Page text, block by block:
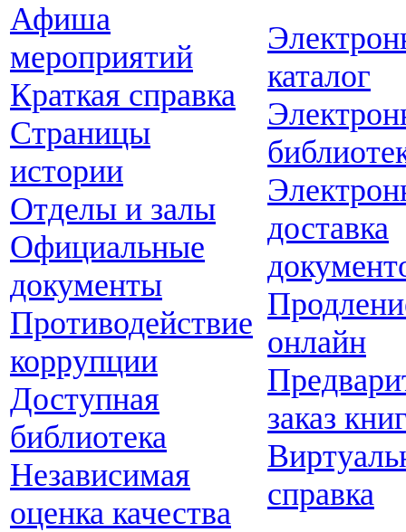
Афиша
мероприятий
Краткая справка
Страницы
истории
Отделы и залы
Официальные
документы
Противодействие
коррупции
Доступная
библиотека
Независимая
оценка качества
каталог
доставка
онлайн
заказ
справка